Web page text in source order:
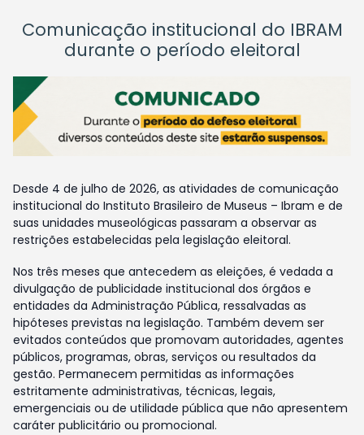
Comunicação institucional do IBRAM
durante o período eleitoral
Desde 4 de julho de 2026, as atividades de comunicação
institucional do Instituto Brasileiro de Museus – Ibram e de
suas unidades museológicas passaram a observar as
restrições estabelecidas pela legislação eleitoral.
Nos três meses que antecedem as eleições, é vedada a
divulgação de publicidade institucional dos órgãos e
entidades da Administração Pública, ressalvadas as
hipóteses previstas na legislação. Também devem ser
evitados conteúdos que promovam autoridades, agentes
públicos, programas, obras, serviços ou resultados da
gestão. Permanecem permitidas as informações
estritamente administrativas, técnicas, legais,
emergenciais ou de utilidade pública que não apresentem
caráter publicitário ou promocional.